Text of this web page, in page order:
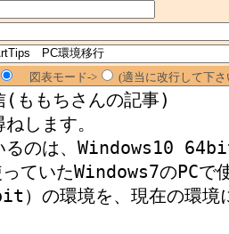
図表モード-> (適当に改行して下